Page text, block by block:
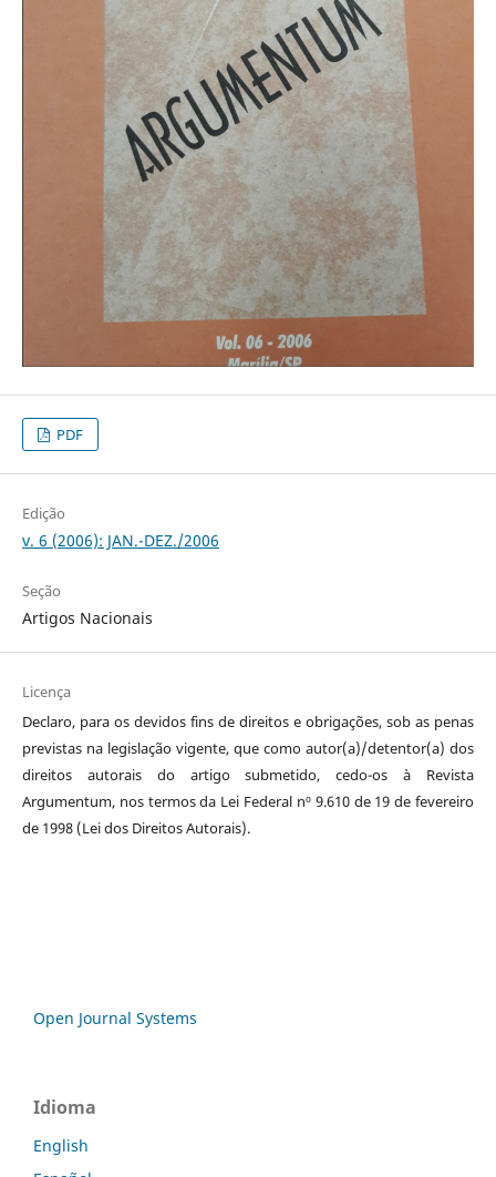
PDF
Edição
v. 6 (2006): JAN.-DEZ./2006
Seção
Artigos Nacionais
Licença
Declaro, para os devidos fins de direitos e obrigações, sob as penas
previstas na legislação vigente, que como autor(a)/detentor(a) dos
direitos autorais do artigo submetido, cedo-os à Revista
Argumentum, nos termos da Lei Federal nº 9.610 de 19 de fevereiro
de 1998 (Lei dos Direitos Autorais).
Open Journal Systems
Idioma
English